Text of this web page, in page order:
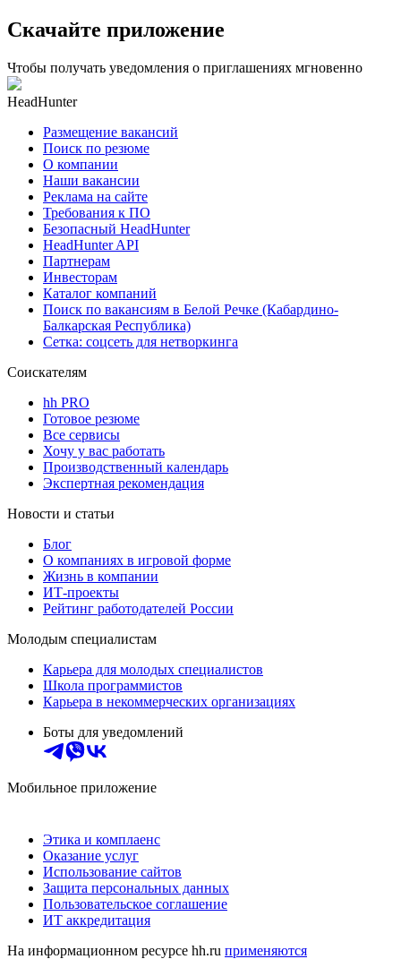
Скачайте приложение
Чтобы получать уведомления о приглашениях мгновенно
HeadHunter
Размещение вакансий
Поиск по резюме
О компании
Наши вакансии
Реклама на сайте
Требования к ПО
Безопасный HeadHunter
HeadHunter API
Партнерам
Инвесторам
Каталог компаний
Поиск по вакансиям в Белой Речке (Кабардино-
Балкарская Республика)
Сетка: соцсеть для нетворкинга
Соискателям
hh PRO
Готовое резюме
Все сервисы
Хочу у вас работать
Производственный календарь
Экспертная рекомендация
Новости и статьи
Блог
О компаниях в игровой форме
Жизнь в компании
ИТ-проекты
Рейтинг работодателей России
Молодым специалистам
Карьера для молодых специалистов
Школа программистов
Карьера в некоммерческих организациях
Боты для уведомлений
Мобильное приложение
Этика и комплаенс
Оказание услуг
Использование сайтов
Защита персональных данных
Пользовательское соглашение
ИТ аккредитация
На информационном ресурсе hh.ru применяются